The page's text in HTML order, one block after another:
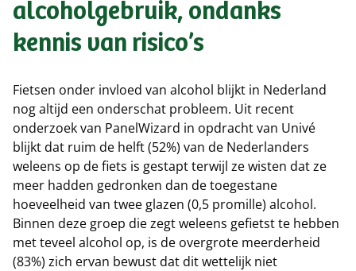
alcoholgebruik, ondanks
kennis van risico’s
Fietsen onder invloed van alcohol blijkt in Nederland
nog altijd een onderschat probleem. Uit recent
onderzoek van PanelWizard in opdracht van Univé
blijkt dat ruim de helft (52%) van de Nederlanders
weleens op de fiets is gestapt terwijl ze wisten dat ze
meer hadden gedronken dan de toegestane
hoeveelheid van twee glazen (0,5 promille) alcohol.
Binnen deze groep die zegt weleens gefietst te hebben
met teveel alcohol op, is de overgrote meerderheid
(83%) zich ervan bewust dat dit wettelijk niet